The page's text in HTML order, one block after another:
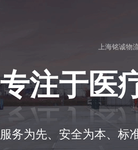
上海铭诚物
专注于医
服务为先、安全为本、标